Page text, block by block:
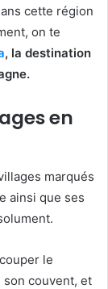
cette région
on te
, la destination
en
marqués
ainsi que ses
le
couvent, et